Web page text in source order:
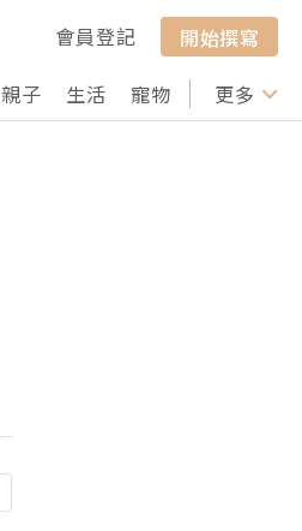
會員登記
開始撰寫
親子 生活 寵物 行山 打卡
更多